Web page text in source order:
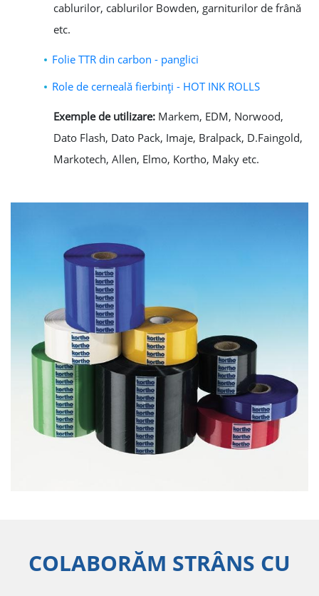
cablurilor, cablurilor Bowden, garniturilor de frână
etc.
Folie TTR din carbon - panglici
Role de cerneală fierbinţi - HOT INK ROLLS
Exemple de utilizare: Markem, EDM, Norwood,
Dato Flash, Dato Pack, Imaje, Bralpack, D.Faingold,
Markotech, Allen, Elmo, Kortho, Maky etc.
COLABORĂM STRÂNS CU